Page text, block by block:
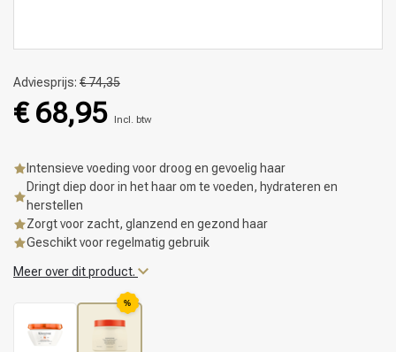
Adviesprijs: € 74,35
€ 68,95 Incl. btw
Intensieve voeding voor droog en gevoelig haar
Dringt diep door in het haar om te voeden, hydrateren en
herstellen
Zorgt voor zacht, glanzend en gezond haar
Geschikt voor regelmatig gebruik
Meer over dit product.
%